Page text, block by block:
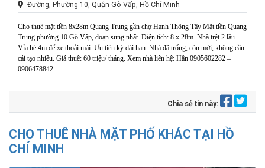
Đường, Phường 10, Quận Gò Vấp, Hồ Chí Minh
Cho thuê mặt tiền 8x28m Quang Trung gần chợ Hạnh Thông Tây Mặt tiền Quang
Trung phường 10 Gò Vấp, đoạn sung nhất. Diện tích: 8 x 28m. Nhà trệt 2 lầu.
Vỉa hè 4m để xe thoải mái. Ưu tiên ký dài hạn. Nhà đã trống, còn mới, không cần
cải tạo nhiều. Giá thuê: 60 triệu/ tháng. Xem nhà liên hệ: Hân 0905602282 –
0906478842
Chia sẻ tin này:
CHO THUÊ NHÀ MẶT PHỐ KHÁC TẠI HỒ
CHÍ MINH